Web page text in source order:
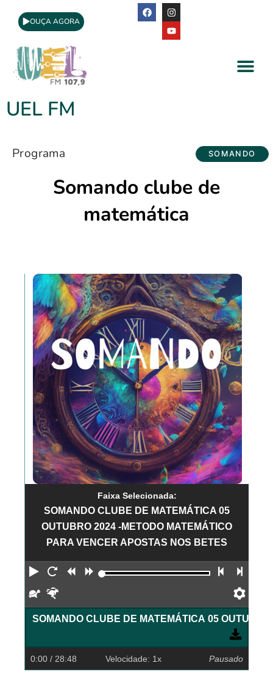
OUÇA AGORA
UEL FM
Programa SOMANDO
Somando clube de
matemática
Faixa Selecionada:
SOMANDO CLUBE DE MATEMÁTICA 05
OUTUBRO 2024 -METODO MATEMÁTICO
PARA VENCER APOSTAS NOS BETES
Reproduzir
Reiniciar
Retroceder
Avançar Faixa
Devagar
SOMANDO CLUBE DE MATEMÁTICA 05
0:00 / 28:48 Velocidade: 1x Pausado